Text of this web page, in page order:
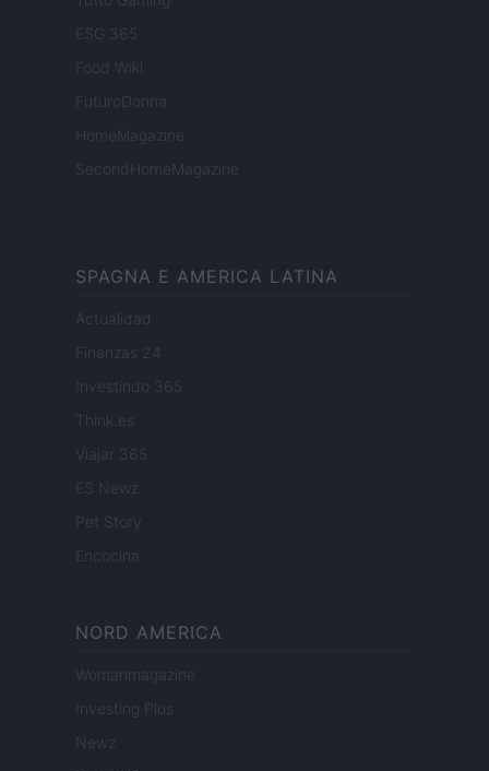
ESG 365
Food Wiki
FuturoDonna
HomeMagazine
SecondHomeMagazine
SPAGNA E AMERICA LATINA
Actualidad
Finanzas 24
Investindo 365
Think.es
Viajar 365
ES Newz
Pet Story
Encocina
NORD AMERICA
Womanmagazine
Investing Plus
Newz